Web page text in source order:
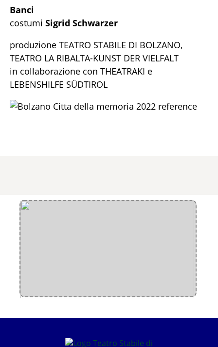
Banci
costumi Sigrid Schwarzer
produzione TEATRO STABILE DI BOLZANO,
TEATRO LA RIBALTA-KUNST DER VIELFALT
in collaborazione con THEATRAKI e
LEBENSHILFE SÜDTIROL